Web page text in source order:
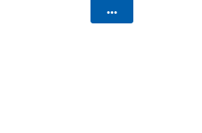
카트에 담기